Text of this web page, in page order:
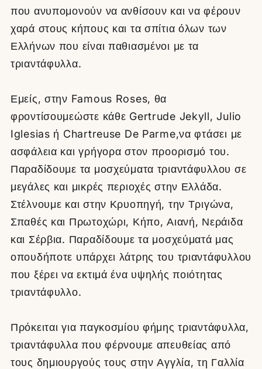
που ανυπομονούν να ανθίσουν και να φέρουν
χαρά στους κήπους και τα σπίτια όλων των
Ελλήνων που είναι παθιασμένοι με τα
τριαντάφυλλα.
Εμείς, στην Famous Roses, θα
φροντίσουμεώστε κάθε Gertrude Jekyll, Julio
Iglesias ή Chartreuse De Parme,να φτάσει με
ασφάλεια και γρήγορα στον προορισμό του.
Παραδίδουμε τα μοσχεύματα τριαντάφυλλου σε
μεγάλες και μικρές περιοχές στην Ελλάδα.
Στέλνουμε και στην Κρυοπηγή, την Τριγώνα,
Σπαθές και Πρωτοχώρι, Κήπο, Αιανή, Νεράιδα
και Σέρβια. Παραδίδουμε τα μοσχεύματά μας
οπουδήποτε υπάρχει λάτρης του τριαντάφυλλου
που ξέρει να εκτιμά ένα υψηλής ποιότητας
τριαντάφυλλο.
Πρόκειται για παγκοσμίου φήμης τριαντάφυλλα,
τριαντάφυλλα που φέρνουμε απευθείας από
τους δημιουργούς τους στην Αγγλία, τη Γαλλία